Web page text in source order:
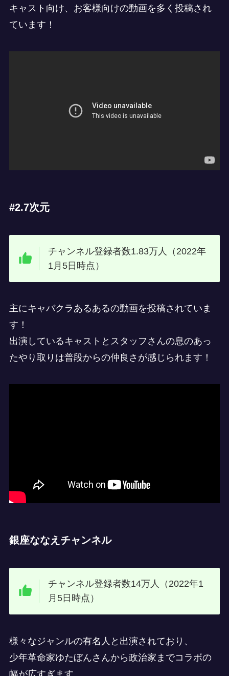
キャスト向け、お客様向けの動画を多く投稿され
ています！
#2.7次元
チャンネル登録者数1.83万人（2022年
1月5日時点）
主にキャバクラあるあるの動画を投稿されていま
す！
出演しているキャストとスタッフさんの息のあっ
たやり取りは普段からの仲良さが感じられます！
銀座ななえチャンネル
チャンネル登録者数14万人（2022年1
月5日時点）
様々なジャンルの有名人と出演されており、
少年革命家ゆたぼんさんから政治家までコラボの